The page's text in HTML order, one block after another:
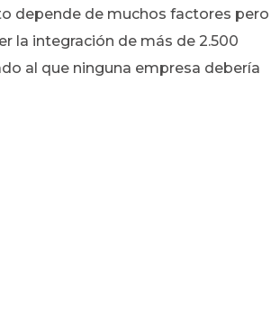
depende de muchos factores pero
la integración de más de 2.500
al que ninguna empresa debería